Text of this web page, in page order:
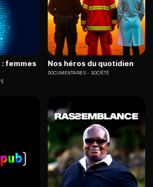
: femmes
Nos héros du quotidien
DOCUMENTAIRES SOCIÉTÉ